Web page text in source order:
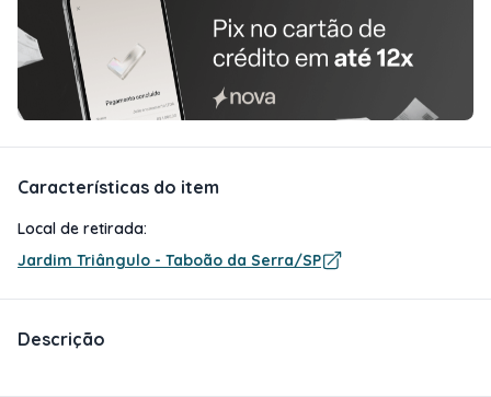
Características do item
Local de retirada:
Jardim Triângulo - Taboão da Serra/SP
Descrição